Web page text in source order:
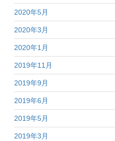
2020年5月
2020年3月
2020年1月
2019年11月
2019年9月
2019年6月
2019年5月
2019年3月